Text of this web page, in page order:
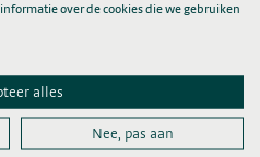
over de cookies die we gebruiken
alles
Nee, pas aan